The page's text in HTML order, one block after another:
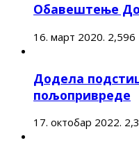
Обавештење
16. март 2020. 2,596
Додела
пољопривреде
17. октобар 2022.